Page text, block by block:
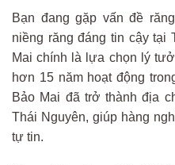
Bạn đang gặp vấn đề
niềng răng đáng tin cậy tại
Mai chính là lựa chọn lý
hơn 15 năm hoạt động
Bảo Mai đã trở thành địa
Thái Nguyên, giúp hàng
tự tin.